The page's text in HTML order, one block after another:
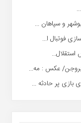
و سپاهان ...
فوتبال ا...
استقلال...
بروجن/ عکس : مه...
بازی پر حادثه ...